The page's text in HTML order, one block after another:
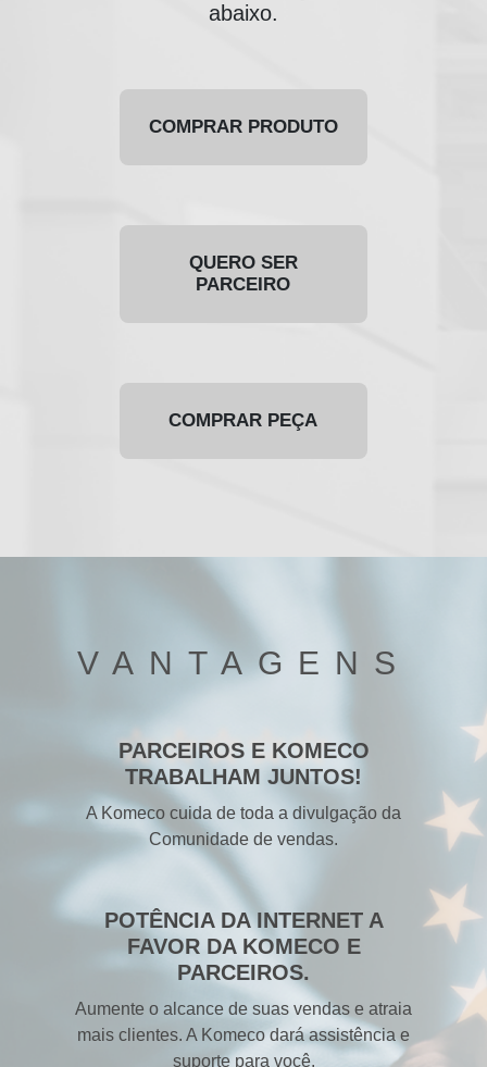
abaixo.
COMPRAR PRODUTO
QUERO SER
PARCEIRO
COMPRAR PEÇA
VANTAGENS
PARCEIROS E KOMECO
TRABALHAM JUNTOS!
A Komeco cuida de toda a divulgação da
Comunidade de vendas.
POTÊNCIA DA INTERNET A
FAVOR DA KOMECO E
PARCEIROS.
Aumente o alcance de suas vendas e atraia
mais clientes. A Komeco dará assistência e
suporte para você.